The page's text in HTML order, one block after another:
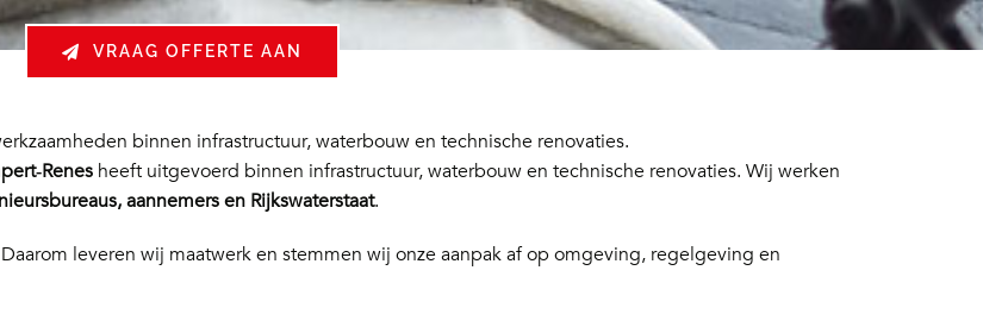
VRAAG OFFERTE AAN
binnen infrastructuur, waterbouw en technische renovaties.
heeft uitgevoerd binnen infrastructuur, waterbouw en technische renovaties. Wij werken
aannemers en Rijkswaterstaat.
leveren wij maatwerk en stemmen wij onze aanpak af op omgeving, regelgeving en